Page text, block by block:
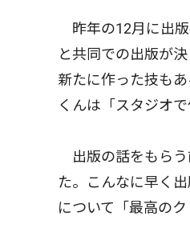
昨年の12月に出版
と共同での出版が
新たに作った技も
くんは「スタジオ
出版の話をもらう
た。こんなに早く
について「最高の